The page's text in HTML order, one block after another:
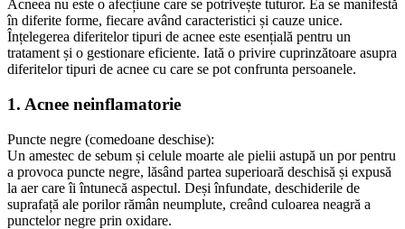
Acneea nu este o afecțiune care se potrivește tuturor. Ea se manifestă
în diferite forme, fiecare având caracteristici și cauze unice.
Înțelegerea diferitelor tipuri de acnee este esențială pentru un
tratament și o gestionare eficiente. Iată o privire cuprinzătoare asupra
diferitelor tipuri de acnee cu care se pot confrunta persoanele.
1. Acnee neinflamatorie
Puncte negre (comedoane deschise):
Un amestec de sebum și celule moarte ale pielii astupă un por pentru
a provoca puncte negre, lăsând partea superioară deschisă și expusă
la aer care îi întunecă aspectul. Deși înfundate, deschiderile de
suprafață ale porilor rămân neumplute, creând culoarea neagră a
punctelor negre prin oxidare.